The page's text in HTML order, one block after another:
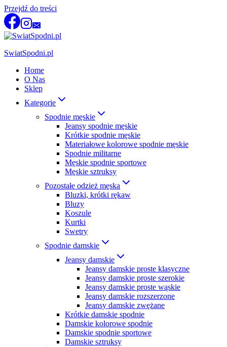
Przejdź do treści
SwiatSpodni.pl
Home
O Nas
Sklep
Kategorie
Spodnie męskie
Jeansy spodnie męskie
Krótkie spodnie męskie
Materiałowe kolorowe spodnie męskie
Spodnie militarne
Męskie spodnie sportowe
Męskie sztruksy
Pozostałe odzież męska
Bluzki, krótki rękaw
Bluzy
Koszule
Kurtki
Swetry
Spodnie damskie
Jeansy damskie
Jeansy damskie proste klasyczne
Jeansy damskie proste szerokie
Jeansy damskie proste wąskie
Jeansy damskie rozszerzone
Jeansy damskie zwężane
Krótkie damskie spodnie
Damskie kolorowe spodnie
Damskie spodnie sportowe
Damskie sztruksy